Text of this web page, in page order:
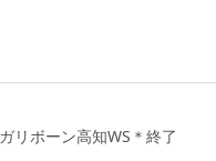
リボーン高知WS＊終了